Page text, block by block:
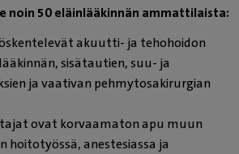
noin 50 eläinlääkinnän ammattilaista:
akuutti- ja tehohoidon
sisätautien, suu- ja
ja vaativan pehmytosakirurgian
ovat korvaamaton apu muun
hoitotyössä, anestesiassa ja